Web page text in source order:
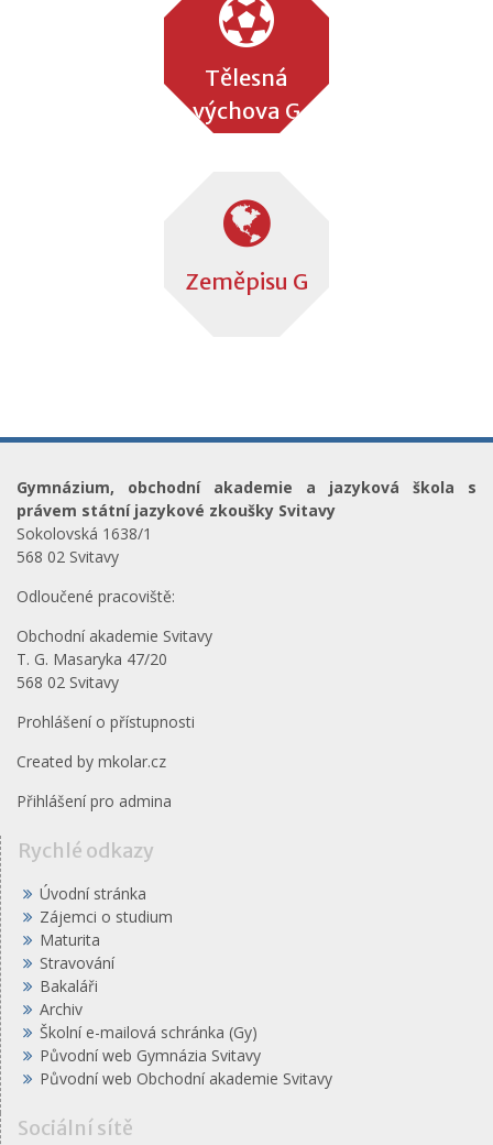
Tělesná
výchova G
Zeměpisu G
Gymnázium, obchodní akademie a jazyková škola s
právem státní jazykové zkoušky Svitavy
Sokolovská 1638/1
568 02 Svitavy
Odloučené pracoviště:
Obchodní akademie Svitavy
T. G. Masaryka 47/20
568 02 Svitavy
Prohlášení o přístupnosti
Created by mkolar.cz
Přihlášení pro admina
Rychlé odkazy
Úvodní stránka
Zájemci o studium
Maturita
Stravování
Bakaláři
Archiv
Školní e-mailová schránka (Gy)
Původní web Gymnázia Svitavy
Původní web Obchodní akademie Svitavy
Sociální sítě